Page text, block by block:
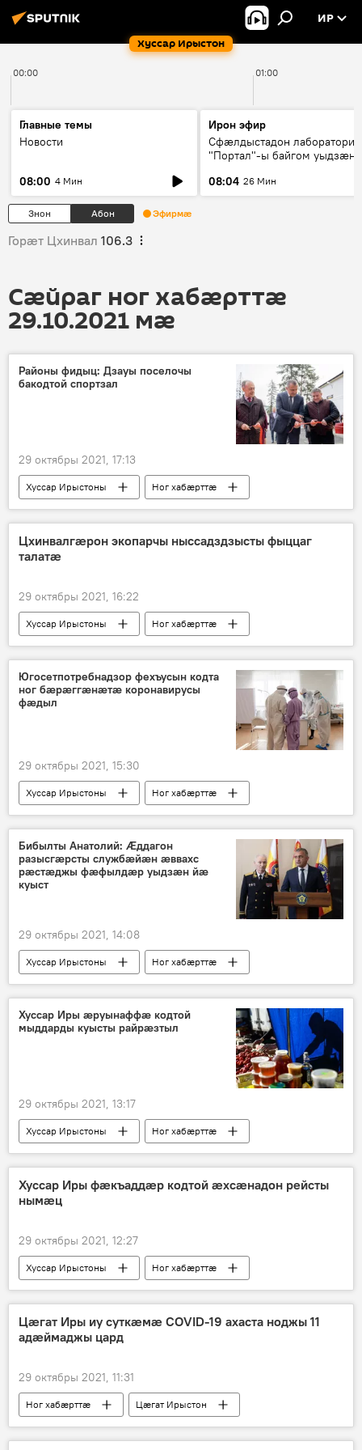
Хуссар Ирыстон
ИР
00:00 01:00
Главные темы
Новости
08:00 4 Мин
Ирон эфир
Сфæлдыстадон лаборатори
"Портал"-ы байгом уыдзæн
Æхсары куыстыты равдыст
08:04 26 Мин
Знон Абон Эфирмæ
Горӕт Цхинвал 106.3
Сӕйраг ног хабӕрттӕ
29.10.2021 мӕ
Районы фидыц: Дзауы поселочы
бакодтой спортзал
29 октябры 2021, 17:13
Хуссар Ирыстоны
Ног хабӕрттӕ
Спорт
Цхинвалгӕрон экопарчы ныссадздзысты фыццаг
талатӕ
29 октябры 2021, 16:22
Хуссар Ирыстоны Ног хабӕрттӕ
Югосетпотребнадзор фехъусын кодта
ног бӕрӕггӕнӕтӕ коронавирусы
фӕдыл
29 октябры 2021, 15:30
Хуссар Ирыстоны Ног хабӕрттӕ
Бибылты Анатолий: Ӕддагон
разысгӕрсты службӕйӕн ӕввахс
рӕстӕджы фӕфылдӕр уыдзӕн йӕ
куыст
29 октябры 2021, 14:08
Хуссар Ирыстоны Ног хабӕрттӕ
Хуссар Иры ӕруынаффӕ кодтой
мыддарды куысты райрӕзтыл
29 октябры 2021, 13:17
Хуссар Ирыстоны Ног хабӕрттӕ
Хуссар Иры фӕкъаддӕр кодтой ӕхсӕнадон рейсты
нымӕц
29 октябры 2021, 12:27
Хуссар Ирыстоны Ног хабӕрттӕ
Цӕгат Иры иу суткӕмӕ COVID-19 ахаста ноджы 11
адӕймаджы цард
29 октябры 2021, 11:31
Ног хабӕрттӕ Цӕгат Ирыстон